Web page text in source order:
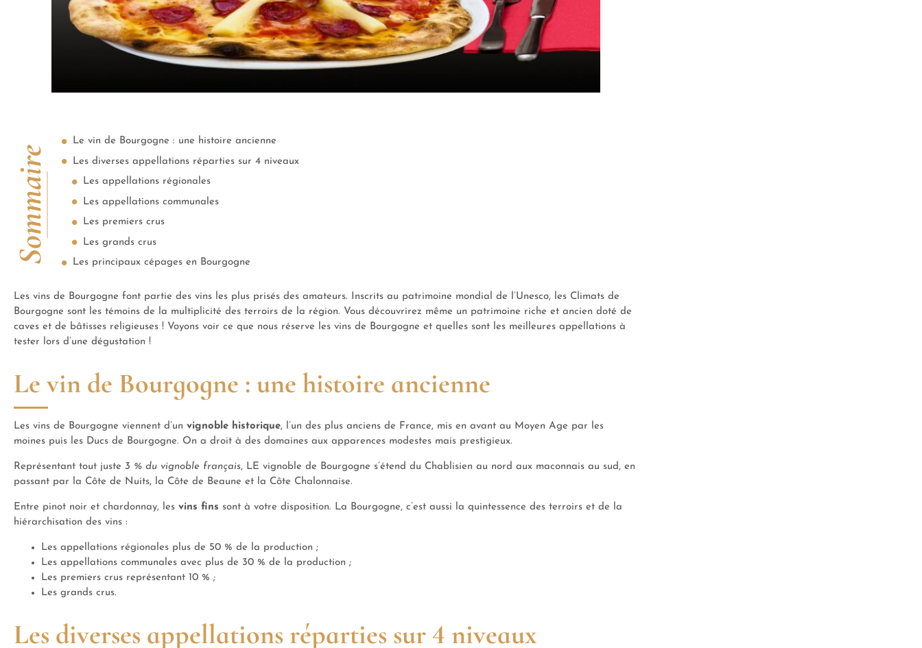
Sommaire
Le vin de Bourgogne : une histoire ancienne
Les diverses appellations réparties sur 4 niveaux
Les appellations régionales
Les appellations communales
Les premiers crus
Les grands crus
Les principaux cépages en Bourgogne
Les vins de Bourgogne font partie des vins les plus prisés des amateurs. Inscrits au patrimoine mondial de l’Unesco, les Climats de
Bourgogne sont les témoins de la multiplicité des terroirs de la région. Vous découvrirez même un patrimoine riche et ancien doté de
caves et de bâtisses religieuses ! Voyons voir ce que nous réserve les vins de Bourgogne et quelles sont les meilleures appellations à
tester lors d’une dégustation !
Le vin de Bourgogne : une histoire ancienne
Les vins de Bourgogne viennent d’un vignoble historique, l’un des plus anciens de France, mis en avant au Moyen Age par les
moines puis les Ducs de Bourgogne. On a droit à des domaines aux apparences modestes mais prestigieux.
Représentant tout juste 3 % du vignoble français, LE vignoble de Bourgogne s’étend du Chablisien au nord aux maconnais au sud, en
passant par la Côte de Nuits, la Côte de Beaune et la Côte Chalonnaise.
Entre pinot noir et chardonnay, les vins fins sont à votre disposition. La Bourgogne, c’est aussi la quintessence des terroirs et de la
hiérarchisation des vins :
Les appellations régionales plus de 50 % de la production ;
Les appellations communales avec plus de 30 % de la production ;
Les premiers crus représentant 10 % ;
Les grands crus.
Les diverses appellations réparties sur 4 niveaux